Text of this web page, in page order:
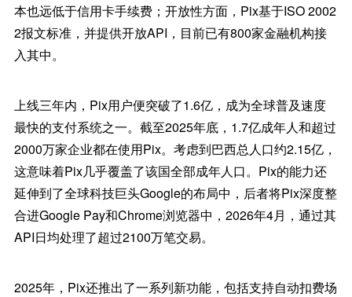
本也远低于信用卡手续费；开放性方面，Pix基于ISO 2002
2报文标准，并提供开放API，目前已有800家金融机构接
入其中。
上线三年内，Pix用户便突破了1.6亿，成为全球普及速度
最快的支付系统之一。截至2025年底，1.7亿成年人和超过
2000万家企业都在使用Pix。考虑到巴西总人口约2.15亿，
这意味着Pix几乎覆盖了该国全部成年人口。Pix的能力还
延伸到了全球科技巨头Google的布局中，后者将Pix深度整
合进Google Pay和Chrome浏览器中，2026年4月，通过其
API日均处理了超过2100万笔交易。
2025年，Pix还推出了一系列新功能，包括支持自动扣费场